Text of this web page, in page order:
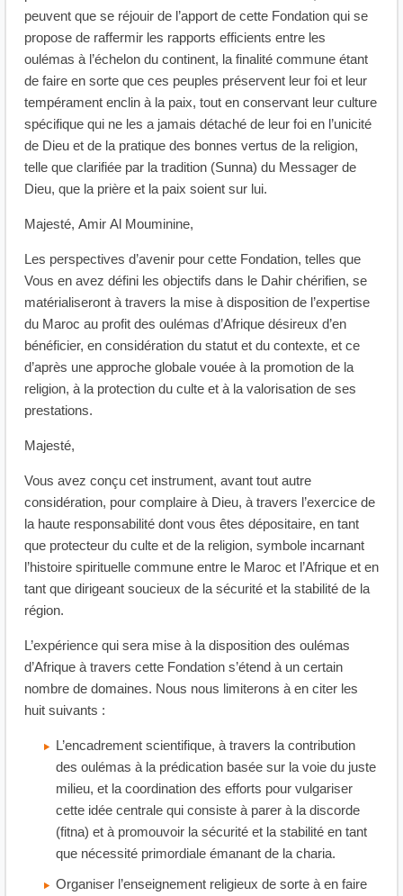
peuvent que se réjouir de l’apport de cette Fondation qui se
propose de raffermir les rapports efficients entre les
oulémas à l’échelon du continent, la finalité commune étant
de faire en sorte que ces peuples préservent leur foi et leur
tempérament enclin à la paix, tout en conservant leur culture
spécifique qui ne les a jamais détaché de leur foi en l’unicité
de Dieu et de la pratique des bonnes vertus de la religion,
telle que clarifiée par la tradition (Sunna) du Messager de
Dieu, que la prière et la paix soient sur lui.
Majesté, Amir Al Mouminine,
Les perspectives d’avenir pour cette Fondation, telles que
Vous en avez défini les objectifs dans le Dahir chérifien, se
matérialiseront à travers la mise à disposition de l’expertise
du Maroc au profit des oulémas d’Afrique désireux d’en
bénéficier, en considération du statut et du contexte, et ce
d’après une approche globale vouée à la promotion de la
religion, à la protection du culte et à la valorisation de ses
prestations.
Majesté,
Vous avez conçu cet instrument, avant tout autre
considération, pour complaire à Dieu, à travers l’exercice de
la haute responsabilité dont vous êtes dépositaire, en tant
que protecteur du culte et de la religion, symbole incarnant
l’histoire spirituelle commune entre le Maroc et l’Afrique et en
tant que dirigeant soucieux de la sécurité et la stabilité de la
région.
L’expérience qui sera mise à la disposition des oulémas
d’Afrique à travers cette Fondation s’étend à un certain
nombre de domaines. Nous nous limiterons à en citer les
huit suivants :
L’encadrement scientifique, à travers la contribution
des oulémas à la prédication basée sur la voie du juste
milieu, et la coordination des efforts pour vulgariser
cette idée centrale qui consiste à parer à la discorde
(fitna) et à promouvoir la sécurité et la stabilité en tant
que nécessité primordiale émanant de la charia.
Organiser l’enseignement religieux de sorte à en faire